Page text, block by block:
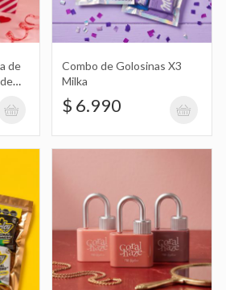
Combo Degustación de Alfajores
Marley X2
$ 4.290
Brillo Labial Líquido Lipglaze con Forma
de Candado Tei Cosmética
$ 3.490
de
Combo de Golosinas X3
Milka
$ 6.990